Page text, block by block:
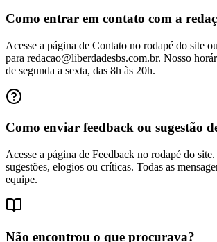
Como entrar em contato com a
Acesse a página de Contato no rodapé do site
para redacao@liberdadesbs.com.br. Nosso
de segunda a sexta, das 8h às 20h.
Como enviar feedback ou sugestão
Acesse a página de Feedback no rodapé do
sugestões, elogios ou críticas. Todas as
equipe.
Não encontrou o que procurava?